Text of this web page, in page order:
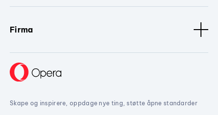
Firma
Skape og inspirere, oppdage nye ting, støtte åpne standarder